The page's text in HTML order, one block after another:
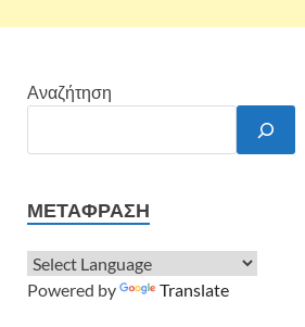
Αναζήτηση
ΜΕΤΆΦΡΑΣΗ
Powered by Translate